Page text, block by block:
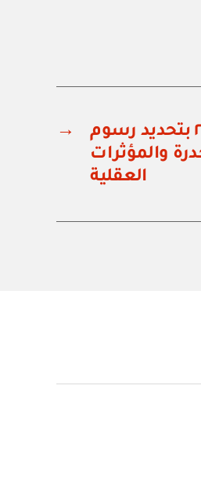
→
وزارة الصحة: قرار وزاري رقم ٨٢ / ٢٠٠٠ بتحديد رسوم
والمؤثرات
العقلية